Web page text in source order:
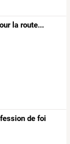
la route...
de foi